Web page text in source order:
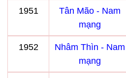
1951
Tân Mão - Nam
mạng
1952
Nhâm Thìn - Nam
mạng